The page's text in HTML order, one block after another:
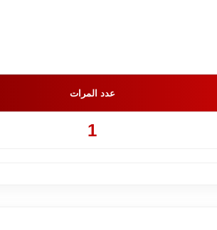
عدد المرات
1